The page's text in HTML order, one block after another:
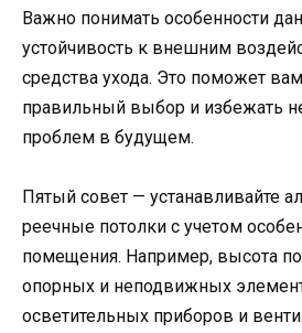
Важно понимать особенности
устойчивость к внешним
средства ухода. Это поможет
правильный выбор и избежать
проблем в будущем.
Пятый совет — устанавливайте
реечные потолки с учетом
помещения. Например, высота
опорных и неподвижных
осветительных приборов и